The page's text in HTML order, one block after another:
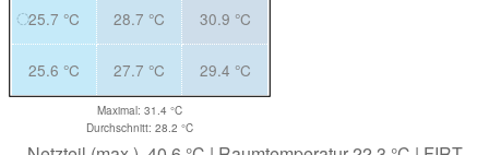
25.7 °C 28.7 °C 30.9 °C
25.6 °C 27.7 °C 29.4 °C
Maximal: 31.4 °C
Durchschnitt: 28.2 °C